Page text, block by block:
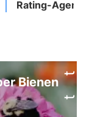
Rating-
Bienen